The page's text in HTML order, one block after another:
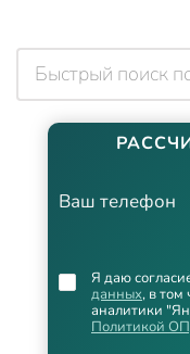
Ваш телефон
Я даю
данных, в том
аналитики
Политикой